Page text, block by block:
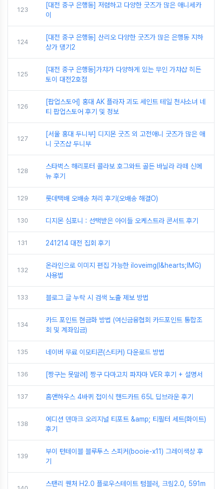
123
[대전 중구 은행동] 저렴하고 다양한 굿즈가 많은 애니세카
이
124
[대전 중구 은행동] 산리오 다양한 굿즈가 많은 은행동 지하
상가 댕기2
125
[대전 중구 은행동]가챠가 다양하게 있는 무인 가챠샵 히든
토이 대전2호점
126
[팝업스토어] 홍대 AK 플라자 괴도 세인트 테일 천사소녀 네
티 팝업스토어 후기 및 정보
127
[서울 홍대 두니부] 디지몬 굿즈 외 고전애니 굿즈가 많은 애
니 굿즈샵 두니부
128
스타벅스 해리포터 콜라보 호그와트 골든 바닐라 라떼 신메
뉴 후기
129 롯데택배 오배송 처리 후기(오배송 해결O)
130 디지몬 심포니 : 선택받은 아이들 오케스트라 콘서트 후기
131 241214 대전 집회 후기
132
온라인으로 이미지 편집 가능한 iloveimg(I&hearts;IMG)
사용법
133 블로그 글 누락 시 검색 노출 제보 방법
134
카드 포인트 현금화 방법 (여신금융협회 카드포인트 통합조
회 및 계좌입금)
135 네이버 무료 이모티콘(스티커) 다운로드 방법
136 [짱구는 못말려] 짱구 다마고치 파자마 VER 후기 + 설명서
137 홈앤하우스 4바퀴 접이식 핸드카트 65L 딥브라운 후기
138
에디션 덴마크 오리지널 티포트 &amp; 티필터 세트(화이트)
후기
139
부이 턴테이블 블루투스 스피커(booie-x11) 그레이색상 후
기
스탠리 퀜처 H2.0 플로우스테이트 텀블러, 크림2.0, 591m